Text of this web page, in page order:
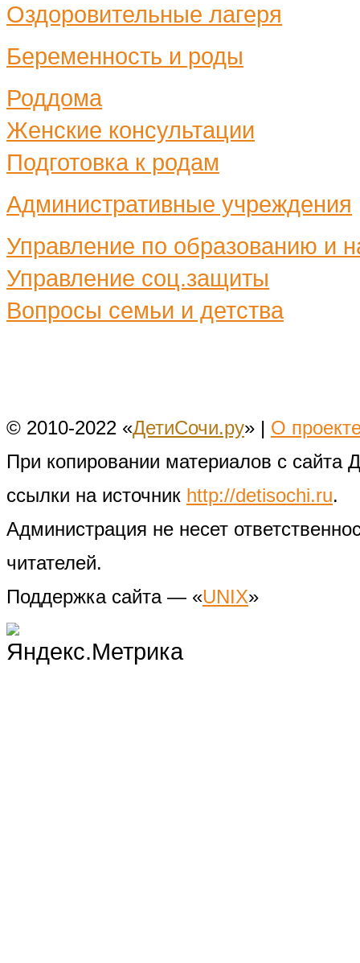
Оздоровительные лагеря
Беременность и роды
Роддома
Женские консультации
Подготовка к родам
Административные учреждения
Управление по образованию и
Управление соц.защиты
Вопросы семьи и детства
© 2010-2022 «ДетиСочи.ру» | О
При копировании материалов с сайта
ссылки на источник http://detisochi.ru.
Администрация не несет
читателей.
Поддержка сайта — «UNIX»